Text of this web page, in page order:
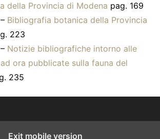
della Provincia di Modena pag. 169
Bibliografia botanica della Provincia
223
Notizie bibliografiche intorno alle
ora pubblicate sulla fauna del
235
Exit mobile version